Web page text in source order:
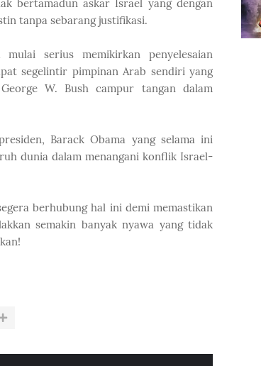
bertamadun askar Israel yang dengan
tanpa sebarang justifikasi.
serius memikirkan penyelesaian
segelintir pimpinan Arab sendiri yang
W. Bush campur tangan dalam
Barack Obama yang selama ini
dunia dalam menangani konflik Israel-
berhubung hal ini demi memastikan
semakin banyak nyawa yang tidak